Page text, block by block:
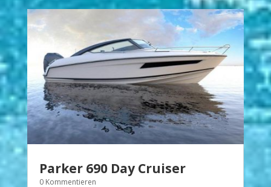
Parker 690 Day Cruiser
0 Kommentieren